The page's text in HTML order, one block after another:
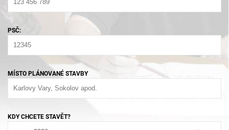
PSČ:
MÍSTO PLÁNOVANÉ STAVBY
KDY CHCETE STAVĚT?